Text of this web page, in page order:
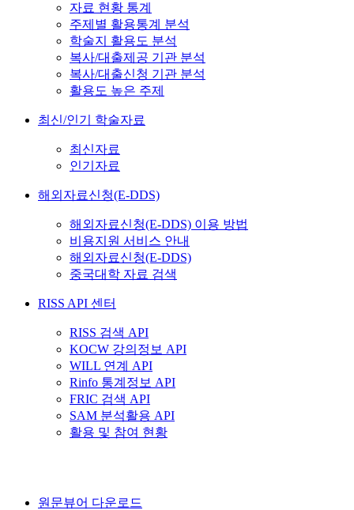
자료 현황 통계
주제별 활용통계 분석
학술지 활용도 분석
복사/대출제공 기관 분석
복사/대출신청 기관 분석
활용도 높은 주제
최신/인기 학술자료
최신자료
인기자료
해외자료신청(E-DDS)
해외자료신청(E-DDS) 이용 방법
비용지원 서비스 안내
해외자료신청(E-DDS)
중국대학 자료 검색
RISS API 센터
RISS 검색 API
KOCW 강의정보 API
WILL 연계 API
Rinfo 통계정보 API
FRIC 검색 API
SAM 분석활용 API
활용 및 참여 현황
원문뷰어 다운로드